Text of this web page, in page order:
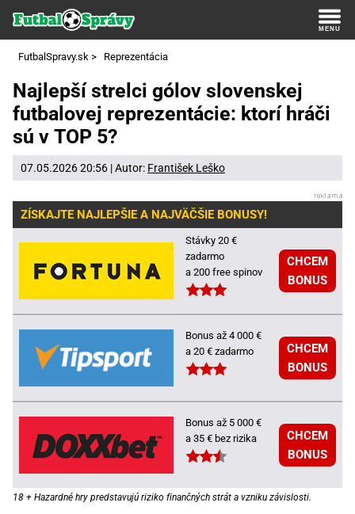
FutbalSpravy.sk > Reprezentácia
Najlepší strelci gólov slovenskej
futbalovej reprezentácie: ktorí hráči
sú v TOP 5?
07.05.2026 20:56 | Autor: František Leško
ZÍSKAJTE NAJLEPŠIE A NAJVÄČŠIE BONUSY!
Stávky 20 €
zadarmo
a 200 free spinov
CHCEM
BONUS
Bonus až 4 000 €
a 20 € zadarmo
CHCEM
BONUS
Bonus až 5 000 €
a 35 € bez rizika
CHCEM
BONUS
18 + Hazardné hry predstavujú riziko finančných strát a vzniku závislosti.